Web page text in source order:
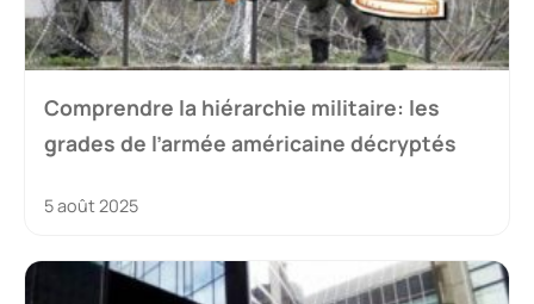
Comprendre la hiérarchie militaire: les
grades de l’armée américaine décryptés
5 août 2025